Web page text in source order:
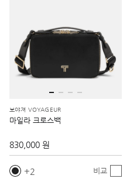
보야져 VOYAGEUR
마일라 크로스백
830,000 원
2 비교